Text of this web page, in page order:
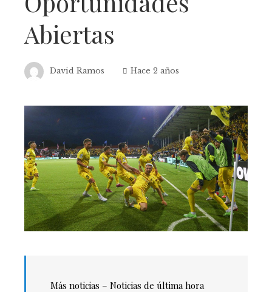
Abiertas
David Ramos Hace 2 años
Más noticias – Noticias de última hora